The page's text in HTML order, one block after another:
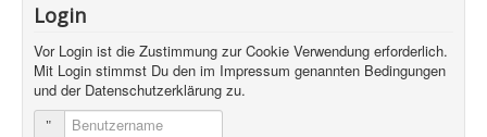
Login
Vor Login ist die Zustimmung zur Cookie Verwendung erforderlich.
Mit Login stimmst Du den im Impressum genannten Bedingungen
und der Datenschutzerklärung zu.
Benutzername